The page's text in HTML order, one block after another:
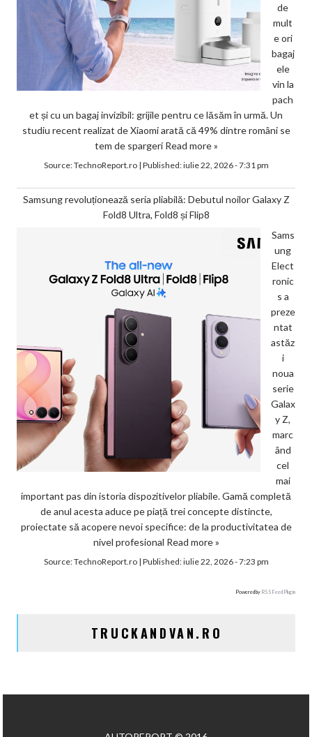
de
mult
e ori
bagaj
ele
vin la
pach
et și cu un bagaj invizibil: grijile pentru ce lăsăm în urmă. Un
studiu recent realizat de Xiaomi arată că 49% dintre români se
tem de spargeri Read more »
Source:TechnoReport.ro| Published:iulie 22, 2026 - 7:31 pm
Samsung revoluționează seria pliabilă: Debutul noilor Galaxy Z
Fold8 Ultra, Fold8 și Flip8
Sams
ung
Elect
ronic
s a
preze
ntat
astăz
i
noua
serie
Galax
y Z,
marc
ând
cel
mai
important pas din istoria dispozitivelor pliabile. Gamă completă
de anul acesta aduce pe piață trei concepte distincte,
proiectate să acopere nevoi specifice: de la productivitatea de
nivel profesional Read more »
Source:TechnoReport.ro| Published:iulie 22, 2026 - 7:23 pm
Powered by RSS Feed Plugin
TRUCKANDVAN.RO